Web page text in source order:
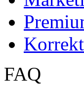
FAQ